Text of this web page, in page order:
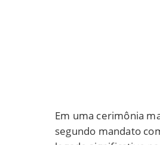
Em uma cerimônia
segundo mandato